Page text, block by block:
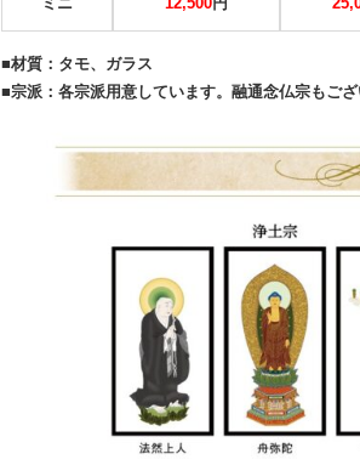
■材質：タモ、ガラス
■宗派：各宗派用意しています。融通念仏宗もござ